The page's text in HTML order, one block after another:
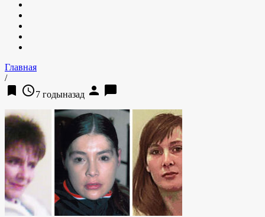
Главная
/
bookmark access_time7 годыназад person chat_bubble